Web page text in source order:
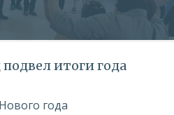
итоги года
года